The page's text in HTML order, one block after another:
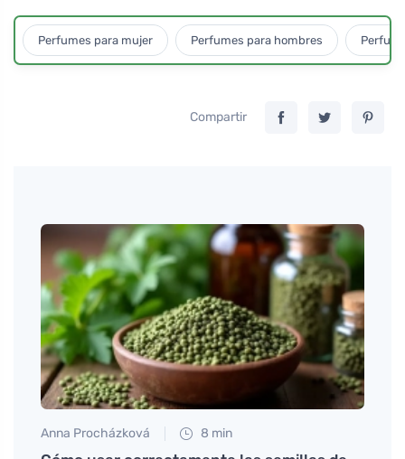
Perfumes para mujer Perfumes para hombres
Compartir
Anna Procházková 8 min